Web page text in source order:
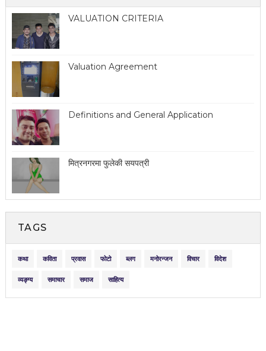
VALUATION CRITERIA
Valuation Agreement
Definitions and General Application
मित्रनगरमा फुलेकी सयपत्री
TAGS
कथा कविता प्रवास फोटो ब्लग मनोरन्जन विचार विदेश
व्यङ्ग्य समाचार समाज साहित्य